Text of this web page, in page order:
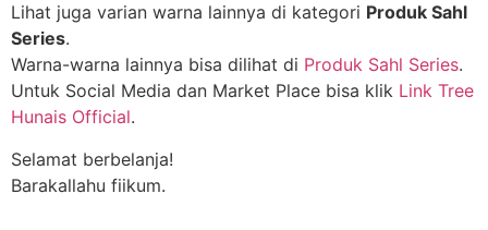
Lihat juga varian warna lainnya di kategori Produk Sahl
Series.
Warna-warna lainnya bisa dilihat di Produk Sahl Series.
Untuk Social Media dan Market Place bisa klik Link Tree
Hunais Official.
Selamat berbelanja!
Barakallahu fiikum.